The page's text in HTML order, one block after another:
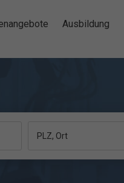
Ausbildung
PLZ, Ort